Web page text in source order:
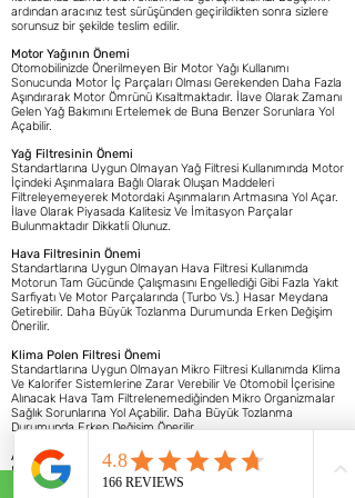
ardından aracınız test sürüşünden geçirildikten sonra sizlere
sorunsuz bir şekilde teslim edilir.
Motor Yağının Önemi
Otomobilinizde Önerilmeyen Bir Motor Yağı Kullanımı
Sonucunda Motor İç Parçaları Olması Gerekenden Daha Fazla
Aşındırarak Motor Ömrünü Kısaltmaktadır. İlave Olarak Zamanı
Gelen Yağ Bakımını Ertelemek de Buna Benzer Sorunlara Yol
Açabilir.
Yağ Filtresinin Önemi
Standartlarına Uygun Olmayan Yağ Filtresi Kullanımında Motor
İçindeki Aşınmalara Bağlı Olarak Oluşan Maddeleri
Filtreleyemeyerek Motordaki Aşınmaların Artmasına Yol Açar.
İlave Olarak Piyasada Kalitesiz Ve İmitasyon Parçalar
Bulunmaktadır Dikkatli Olunuz.
Hava Filtresinin Önemi
Standartlarına Uygun Olmayan Hava Filtresi Kullanımda
Motorun Tam Gücünde Çalışmasını Engellediği Gibi Fazla Yakıt
Sarfiyatı Ve Motor Parçalarında (Turbo Vs.) Hasar Meydana
Getirebilir. Daha Büyük Tozlanma Durumunda Erken Değişim
Önerilir.
Klima Polen Filtresi Önemi
Standartlarına Uygun Olmayan Mikro Filtresi Kullanımda Klima
Ve Kalorifer Sistemlerine Zarar Verebilir Ve Otomobil İçerisine
Alınacak Hava Tam Filtrelenemediğinden Mikro Organizmalar
Sağlık Sorunlarına Yol Açabilir. Daha Büyük Tozlanma
Durumunda Erken Değişim Önerilir.
Ateşleme Sisteminin Önemi
Motor Yağının Her 3. Değişiminde Bujilerin Değişimi
Önerilmektedir. Değişim Zamanı Geçirilen Buji Yakıtı Tam